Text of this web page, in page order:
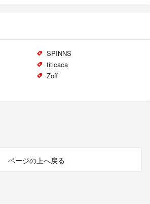
SPINNS
titicaca
Zoff
ページの上へ戻る